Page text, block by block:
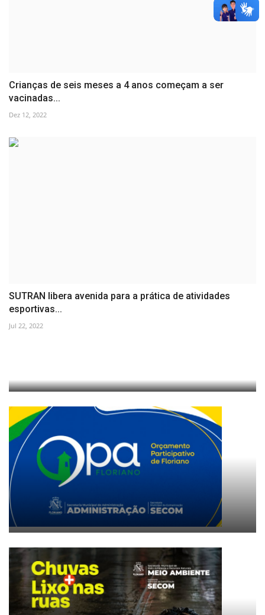
Crianças de seis meses a 4 anos começam a ser
vacinadas...
Dez 12, 2022
SUTRAN libera avenida para a prática de atividades
esportivas...
Jul 22, 2022